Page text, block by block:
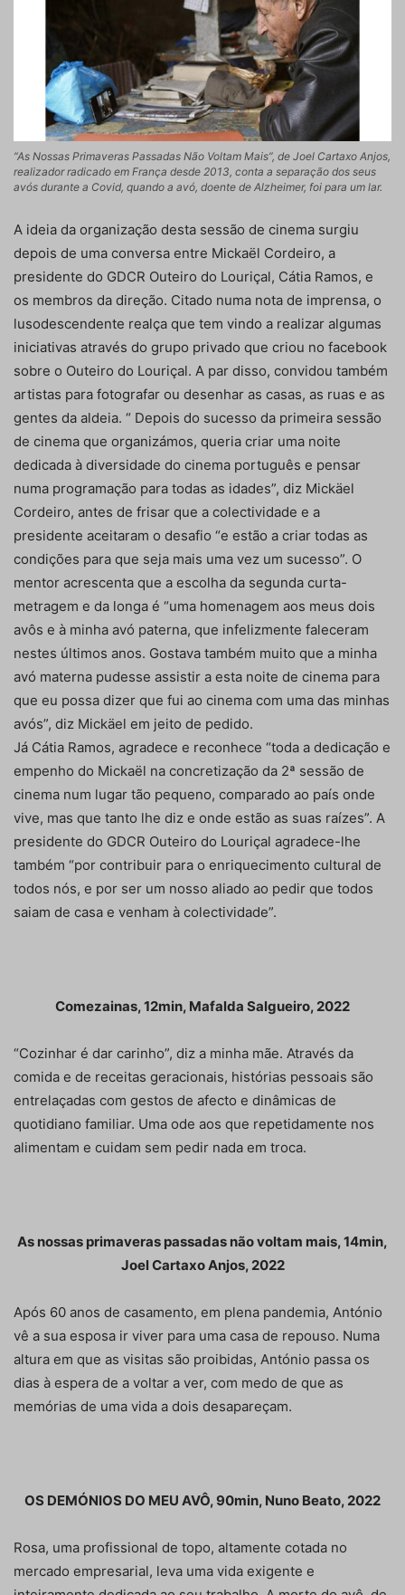
“As Nossas Primaveras Passadas Não Voltam Mais”, de Joel Cartaxo Anjos,
realizador radicado em França desde 2013, conta a separação dos seus
avós durante a Covid, quando a avó, doente de Alzheimer, foi para um lar.
A ideia da organização desta sessão de cinema surgiu
depois de uma conversa entre Mickaël Cordeiro, a
presidente do GDCR Outeiro do Louriçal, Cátia Ramos, e
os membros da direção. Citado numa nota de imprensa, o
lusodescendente realça que tem vindo a realizar algumas
iniciativas através do grupo privado que criou no facebook
sobre o Outeiro do Louriçal. A par disso, convidou também
artistas para fotografar ou desenhar as casas, as ruas e as
gentes da aldeia. “ Depois do sucesso da primeira sessão
de cinema que organizámos, queria criar uma noite
dedicada à diversidade do cinema português e pensar
numa programação para todas as idades”, diz Mickäel
Cordeiro, antes de frisar que a colectividade e a
presidente aceitaram o desafio “e estão a criar todas as
condições para que seja mais uma vez um sucesso”. O
mentor acrescenta que a escolha da segunda curta-
metragem e da longa é “uma homenagem aos meus dois
avôs e à minha avó paterna, que infelizmente faleceram
nestes últimos anos. Gostava também muito que a minha
avó materna pudesse assistir a esta noite de cinema para
que eu possa dizer que fui ao cinema com uma das minhas
avós”, diz Mickäel em jeito de pedido.
Já Cátia Ramos, agradece e reconhece “toda a dedicação e
empenho do Mickaël na concretização da 2ª sessão de
cinema num lugar tão pequeno, comparado ao país onde
vive, mas que tanto lhe diz e onde estão as suas raízes”. A
presidente do GDCR Outeiro do Louriçal agradece-lhe
também “por contribuir para o enriquecimento cultural de
todos nós, e por ser um nosso aliado ao pedir que todos
saiam de casa e venham à colectividade”.
Comezainas, 12min, Mafalda Salgueiro, 2022
“Cozinhar é dar carinho”, diz a minha mãe. Através da
comida e de receitas geracionais, histórias pessoais são
entrelaçadas com gestos de afecto e dinâmicas de
quotidiano familiar. Uma ode aos que repetidamente nos
alimentam e cuidam sem pedir nada em troca.
As nossas primaveras passadas não voltam mais, 14min,
Joel Cartaxo Anjos, 2022
Após 60 anos de casamento, em plena pandemia, António
vê a sua esposa ir viver para uma casa de repouso. Numa
altura em que as visitas são proibidas, António passa os
dias à espera de a voltar a ver, com medo de que as
memórias de uma vida a dois desapareçam.
OS DEMÓNIOS DO MEU AVÔ, 90min, Nuno Beato, 2022
Rosa, uma profissional de topo, altamente cotada no
mercado empresarial, leva uma vida exigente e